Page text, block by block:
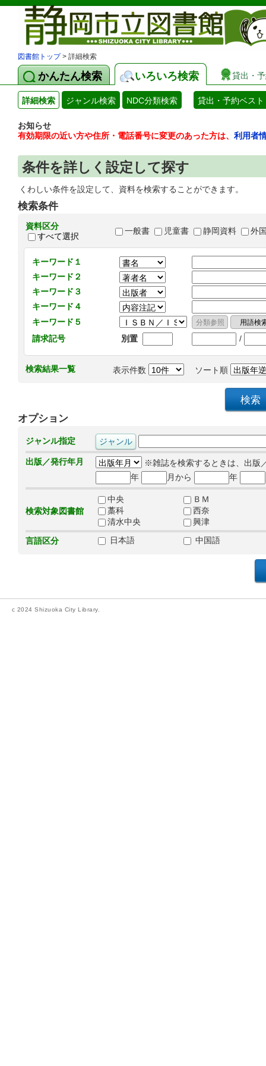
図書館トップ> 詳細検索
かんたん検索 いろいろ検索 貸出・
詳細検索 ジャンル検索 NDC分類検索 貸出・予約ベスト
お知らせ
有効期限の近い方や住所・電話番号に変更のあった方は、 利用者
条件を詳しく設定して探す
くわしい条件を設定して、資料を検索することができます。
検索条件
資料区分
すべて選択
一般書 児童書 静岡資料 外
キーワード１
キーワード２
キーワード３
キーワード４
キーワード５
請求記号
別置 /
検索結果一覧 表示件数 ソート順
オプション
ジャンル指定
出版／発行年月
※雑誌を検索するときは、出版
年
月から 年
検索対象図書館
中央
ＢＭ
藁科
西奈
清水中央
興津
言語区分
日本語 中国語
c 2024 Shizuoka City Library.